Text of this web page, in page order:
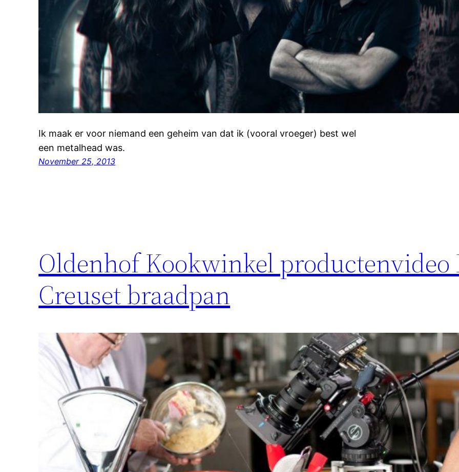
Ik maak er voor niemand een geheim van dat ik (vooral vroeger) best wel
een metalhead was.
November 25, 2013
Oldenhof Kookwinkel productenvideo
Creuset braadpan